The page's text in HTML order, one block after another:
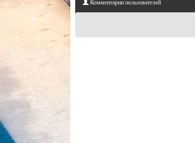
Комментарии пользователей